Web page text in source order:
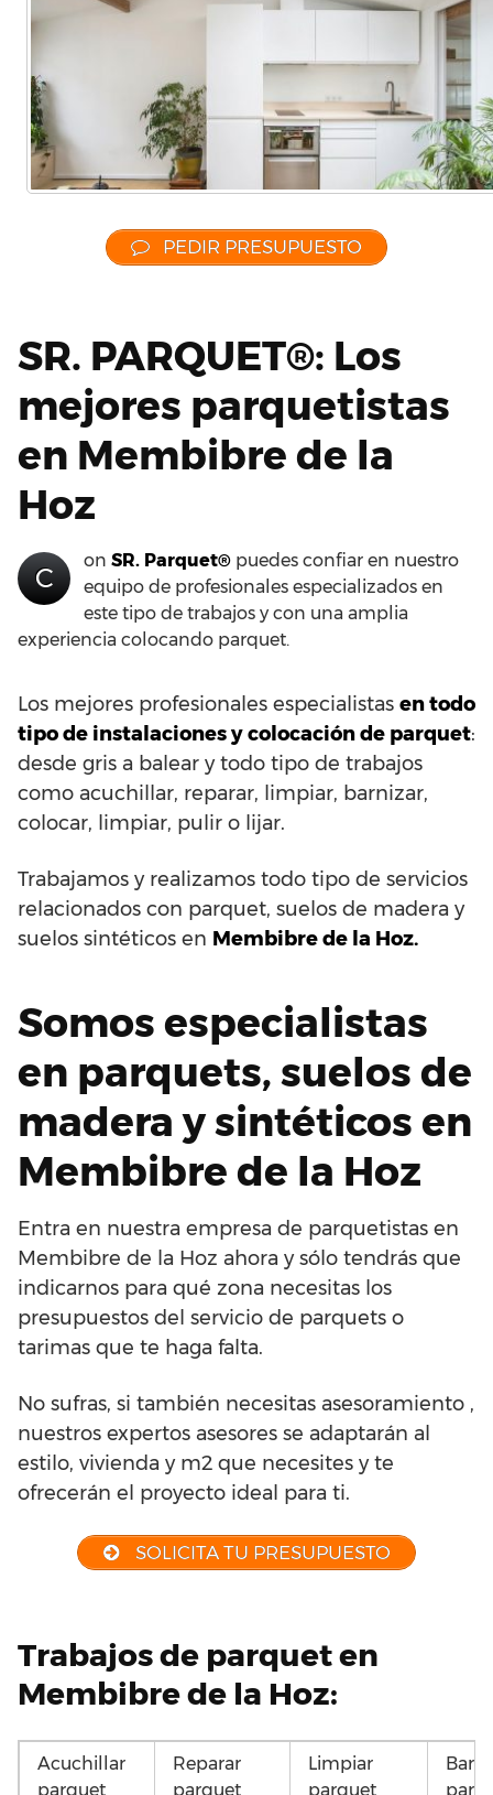
PEDIR PRESUPUESTO
SR. PARQUET®: Los
mejores parquetistas
en Membibre de la
Hoz
C
on SR. Parquet® puedes confiar en nuestro
equipo de profesionales especializados en
este tipo de trabajos y con una amplia
experiencia colocando parquet.
Los mejores profesionales especialistas en todo
tipo de instalaciones y colocación de parquet:
desde gris a balear y todo tipo de trabajos
como acuchillar, reparar, limpiar, barnizar,
colocar, limpiar, pulir o lijar.
Trabajamos y realizamos todo tipo de servicios
relacionados con parquet, suelos de madera y
suelos sintéticos en Membibre de la Hoz.
Somos especialistas
en parquets, suelos de
madera y sintéticos en
Membibre de la Hoz
Entra en nuestra empresa de parquetistas en
Membibre de la Hoz ahora y sólo tendrás que
indicarnos para qué zona necesitas los
presupuestos del servicio de parquets o
tarimas que te haga falta.
No sufras, si también necesitas asesoramiento ,
nuestros expertos asesores se adaptarán al
estilo, vivienda y m2 que necesites y te
ofrecerán el proyecto ideal para ti.
SOLICITA TU PRESUPUESTO
Trabajos de parquet en
Membibre de la Hoz:
Acuchillar
parquet
Reparar
parquet
Limpiar
parquet